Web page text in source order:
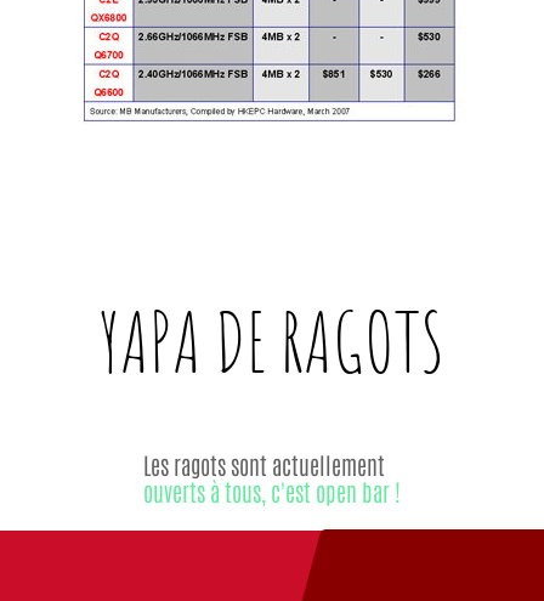
YAPA DE RAGOTS
Les ragots sont actuellement
ouverts à tous, c'est open bar !